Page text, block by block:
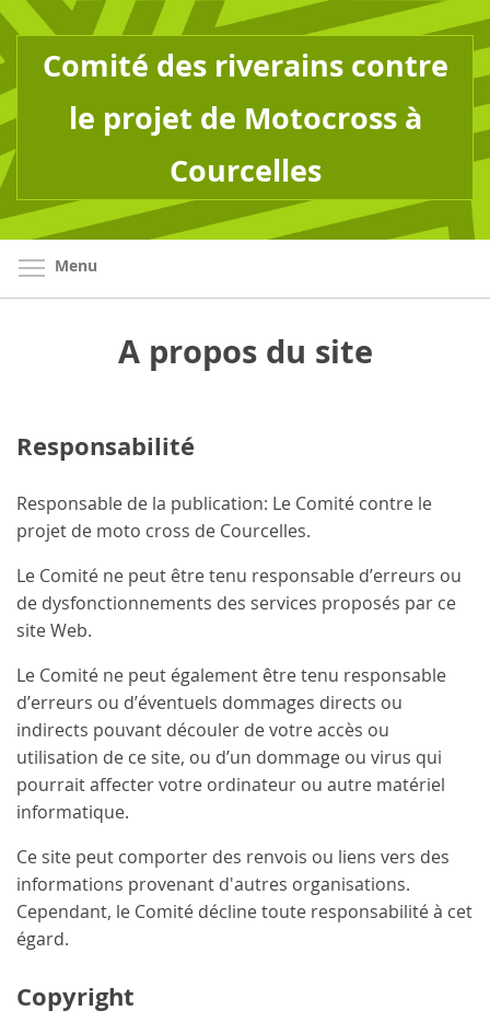
Aller
au
contenu
principal
Comité des riverains contre
le projet de Motocross à
Courcelles
Menu
A propos du site
Responsabilité
Responsable de la publication: Le Comité contre le
projet de moto cross de Courcelles.
Le Comité ne peut être tenu responsable d’erreurs ou
de dysfonctionnements des services proposés par ce
site Web.
Le Comité ne peut également être tenu responsable
d’erreurs ou d’éventuels dommages directs ou
indirects pouvant découler de votre accès ou
utilisation de ce site, ou d’un dommage ou virus qui
pourrait affecter votre ordinateur ou autre matériel
informatique.
Ce site peut comporter des renvois ou liens vers des
informations provenant d'autres organisations.
Cependant, le Comité décline toute responsabilité à cet
égard.
Copyright